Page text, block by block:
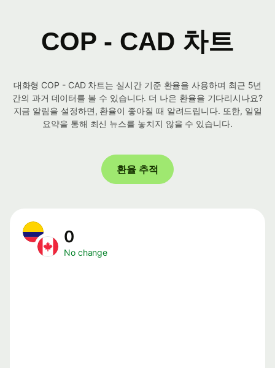
COP - CAD 차트
대화형 COP - CAD 차트는 실시간 기준 환율을 사용하며 최근 5년
간의 과거 데이터를 볼 수 있습니다. 더 나은 환율을 기다리시나요?
지금 알림을 설정하면, 환율이 좋아질 때 알려드립니다. 또한, 일일
요약을 통해 최신 뉴스를 놓치지 않을 수 있습니다.
환율 추적
0
No change